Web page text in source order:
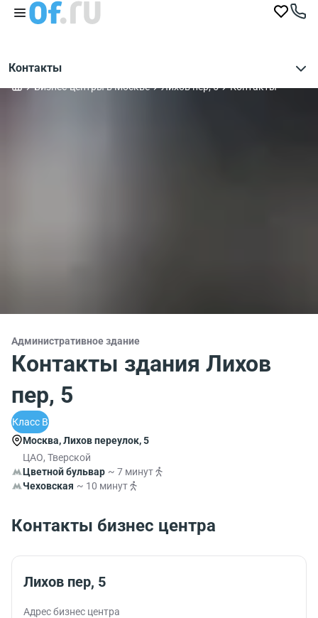
Контакты
Бизнес-центры в Москве Лихов пер, 5 Контакты
Административное здание
Контакты здания Лихов
пер, 5
Класс B
Москва, Лихов переулок, 5
ЦАО, Тверской
Цветной бульвар ~ 7 минут
Чеховская ~ 10 минут
Контакты бизнес центра
Лихов пер, 5
Адрес бизнес центра